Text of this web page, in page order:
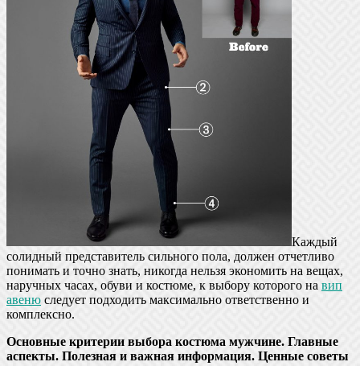
Каждый
солидный представитель сильного пола, должен отчетливо
понимать и точно знать, никогда нельзя экономить на вещах,
наручных часах, обуви и костюме, к выбору которого на вип
авеню следует подходить максимально ответственно и
комплексно.
Основные критерии выбора костюма мужчине. Главные
аспекты. Полезная и важная информация. Ценные советы